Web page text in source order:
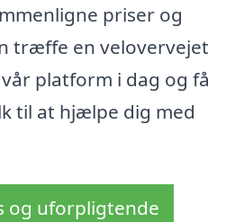
priser og
træffe en velovervejet
platform i dag og få
til at hjælpe dig med
og uforpligtende